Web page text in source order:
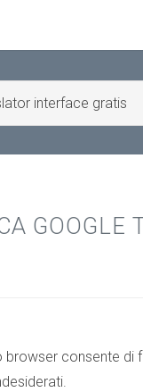
GOOGLE
consente di